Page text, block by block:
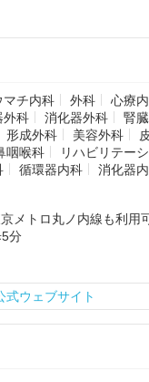
マチ内科 外科
心療
外科 消化器外科
腎
形成外科 美容外科
咽喉科
リハビリテー
循環器内科
消化器
メトロ丸ノ内線も利用
分
式ウェブサイト